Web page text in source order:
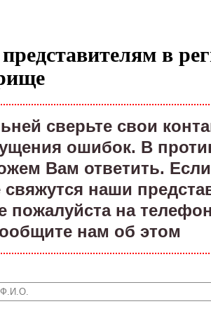
в
сверьте свои
ошибок. В
Вам ответить.
наши
пожалуйста на
нам об этом